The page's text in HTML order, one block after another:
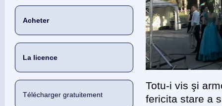
Acheter
La licence
Télécharger gratuitement
Totu-i vis şi
fericita stare a